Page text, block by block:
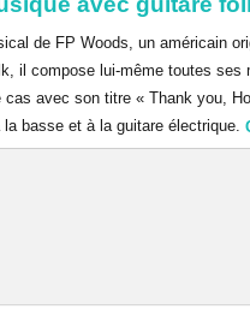
de FP Woods, un américain
il compose lui-même toutes
avec son titre « Thank you,
basse et à la guitare électrique.